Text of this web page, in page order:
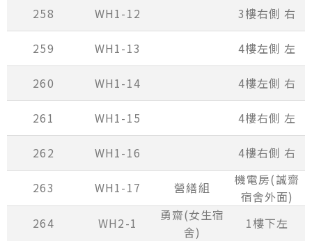
258 WH1-12 3樓右側 右
259 WH1-13 4樓左側 左
260 WH1-14 4樓左側 右
261 WH1-15 4樓右側 左
262 WH1-16 4樓右側 右
263 WH1-17 營繕組
機電房(誠齋
宿舍外面)
264
WH2-1
勇齋(女生宿
舍)
1樓下左